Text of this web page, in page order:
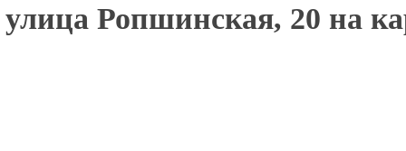
улица Ропшинская, 20 на